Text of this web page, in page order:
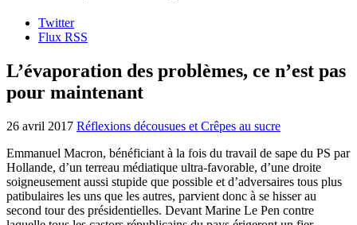
Twitter
Flux RSS
L’évaporation des problèmes, ce n’est pas
pour maintenant
26 avril 2017 Réflexions décousues et Crêpes au sucre
Emmanuel Macron, bénéficiant à la fois du travail de sape du PS par
Hollande, d’un terreau médiatique ultra-favorable, d’une droite
soigneusement aussi stupide que possible et d’adversaires tous plus
patibulaires les uns que les autres, parvient donc à se hisser au
second tour des présidentielles. Devant Marine Le Pen contre